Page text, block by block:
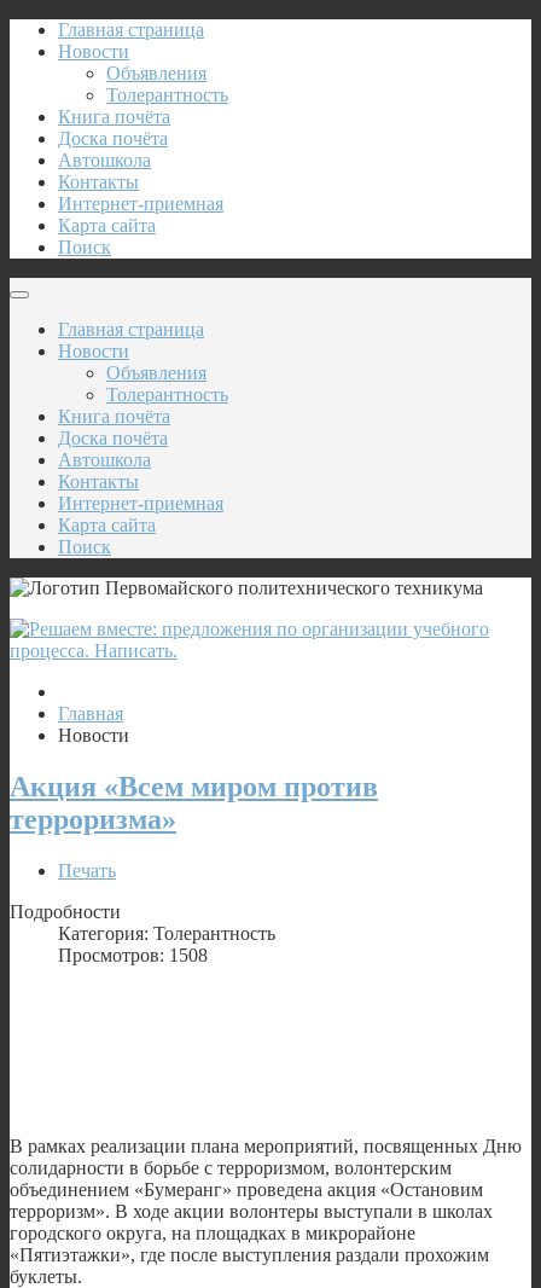
Главная страница
Новости
Объявления
Толерантность
Книга почёта
Доска почёта
Автошкола
Контакты
Интернет-приемная
Карта сайта
Поиск
Главная страница
Новости
Объявления
Толерантность
Книга почёта
Доска почёта
Автошкола
Контакты
Интернет-приемная
Карта сайта
Поиск
Главная
Новости
Акция «Всем миром против
терроризма»
Печать
Подробности
Категория: Толерантность
Просмотров: 1508
В рамках реализации плана мероприятий, посвященных Дню
солидарности в борьбе с терроризмом, волонтерским
объединением «Бумеранг» проведена акция «Остановим
терроризм». В ходе акции волонтеры выступали в школах
городского округа, на площадках в микрорайоне
«Пятиэтажки», где после выступления раздали прохожим
буклеты.